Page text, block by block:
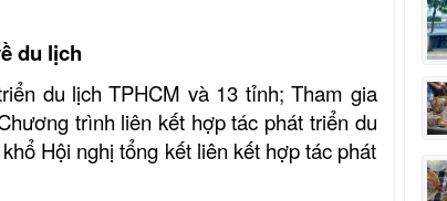
du lịch
du lịch TPHCM và 13 tỉnh; Tham gia
trình liên kết hợp tác phát triển du
Hội nghị tổng kết liên kết hợp tác phát